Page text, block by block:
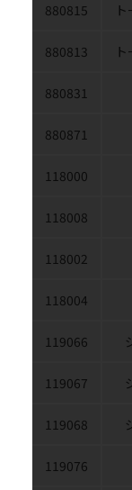
880815
880813
880831
880871
118000
118008
118002
118004
119066
119067
119068
119076